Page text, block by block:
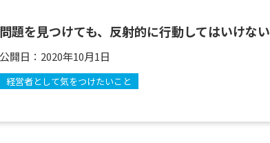
問題を見つけても、反射的に行動してはいけない
公開日： 2020年10月1日
経営者として気をつけたいこと